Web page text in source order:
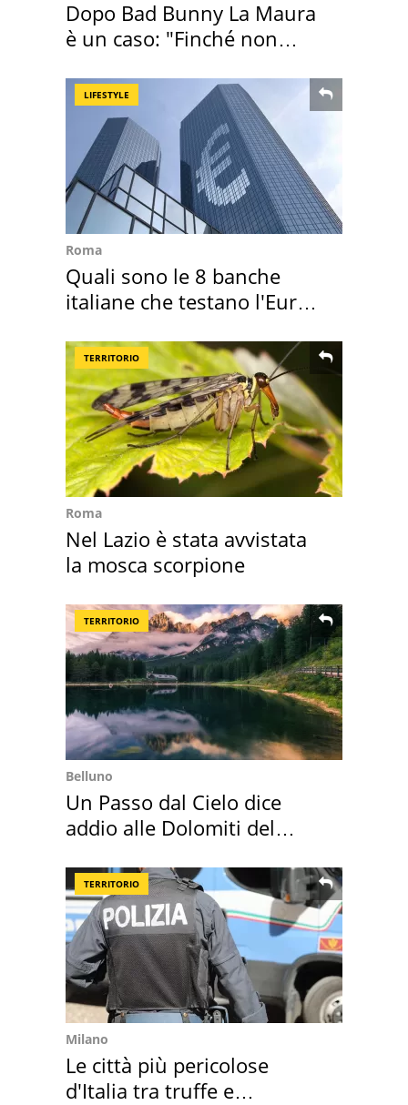
Dopo Bad Bunny La Maura
è un caso: "Finché non
LIFESTYLE
Roma
Quali sono le 8 banche
italiane che testano l'Euro
TERRITORIO
Roma
Nel Lazio è stata avvistata
la mosca scorpione
TERRITORIO
Belluno
Un Passo dal Cielo dice
addio alle Dolomiti del
TERRITORIO
Milano
Le città più pericolose
d'Italia tra truffe e